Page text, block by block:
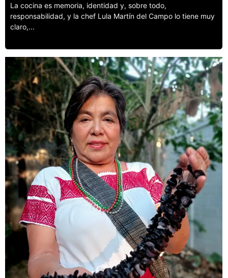
La cocina es memoria, identidad y, sobre todo,
responsabilidad, y la chef Lula Martín del Campo lo tiene muy
claro,...